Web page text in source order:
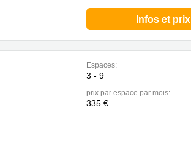
Infos et prix
Espaces:
3 - 9
prix par espace par mois:
335 €